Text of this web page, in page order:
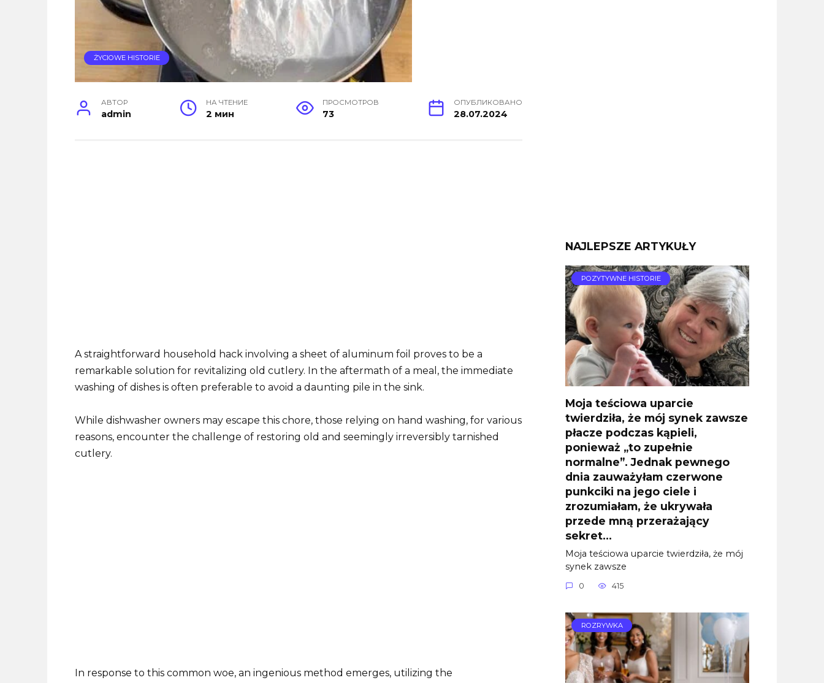
ŻYCIOWE HISTORIE
АВТОР
admin
НА ЧТЕНИЕ
2 мин
ПРОСМОТРОВ
73
ОПУБЛИКОВАНО
28.07.2024
A straightforward household hack involving a sheet of aluminum foil proves to be a
remarkable solution for revitalizing old cutlery. In the aftermath of a meal, the immediate
washing of dishes is often preferable to avoid a daunting pile in the sink.
While dishwasher owners may escape this chore, those relying on hand washing, for various
reasons, encounter the challenge of restoring old and seemingly irreversibly tarnished
cutlery.
In response to this common woe, an ingenious method emerges, utilizing the
NAJLEPSZE ARTYKUŁY
POZYTYWNE HISTORIE
Moja teściowa uparcie
twierdziła, że mój synek zawsze
płacze podczas kąpieli,
ponieważ „to zupełnie
normalne”. Jednak pewnego
dnia zauważyłam czerwone
punkciki na jego ciele i
zrozumiałam, że ukrywała
przede mną przerażający
sekret…
Moja teściowa uparcie twierdziła, że mój
synek zawsze
0 415
ROZRYWKA